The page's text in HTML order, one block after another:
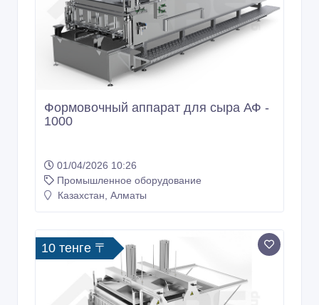
Формовочный аппарат для сыра АФ -
1000
01/04/2026 10:26
Промышленное оборудование
Казахстан, Алматы
10 тенге 〒